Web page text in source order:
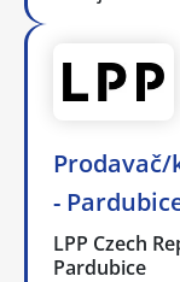
Prodavač/
-
LPP Czech
Pardubice